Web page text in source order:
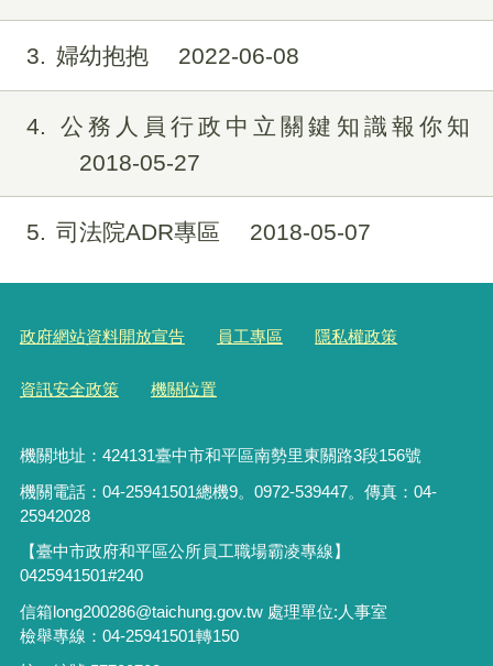
3 婦幼抱抱 2022-06-08
4
公務人員行政中立關鍵知識報你知
2018-05-27
5 司法院ADR專區 2018-05-07
政府網站資料開放宣告 員工專區 隱私權政策
資訊安全政策 機關位置
機關地址：424131臺中市和平區南勢里東關路3段156號
機關電話：04-25941501總機9。0972-539447。傳真：04-
25942028
【臺中市政府和平區公所員工職場霸凌專線】
0425941501#240
信箱long200286@taichung.gov.tw 處理單位:人事室
檢舉專線：04-25941501轉150